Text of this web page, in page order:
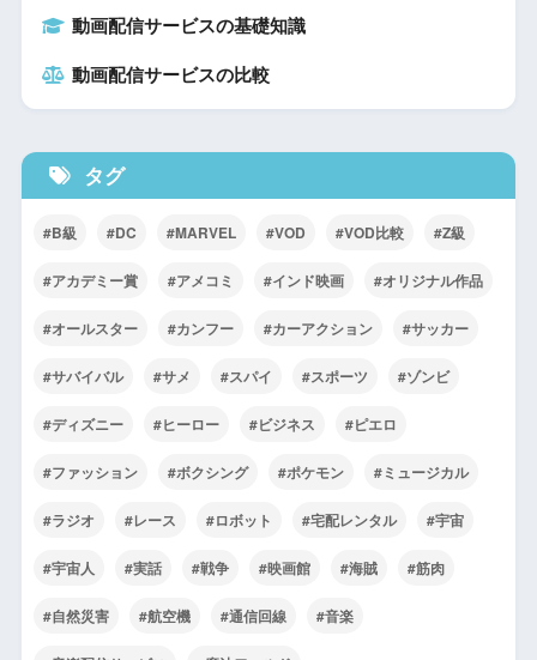
動画配信サービスの基礎知識
動画配信サービスの比較
タグ
B級 DC MARVEL VOD VOD比較 Z級
アカデミー賞 アメコミ インド映画 オリジナル作品
オールスター カンフー カーアクション サッカー
サバイバル サメ スパイ スポーツ ゾンビ
ディズニー ヒーロー ビジネス ピエロ
ファッション ボクシング ポケモン ミュージカル
ラジオ レース ロボット 宅配レンタル 宇宙
宇宙人 実話 戦争 映画館 海賊 筋肉
自然災害 航空機 通信回線 音楽